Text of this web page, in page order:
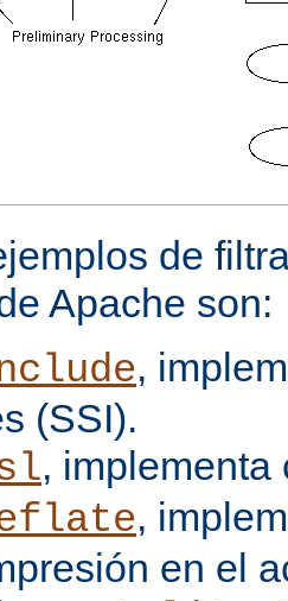
de
Apache son:
,
(SSI).
, implementa
,
en el